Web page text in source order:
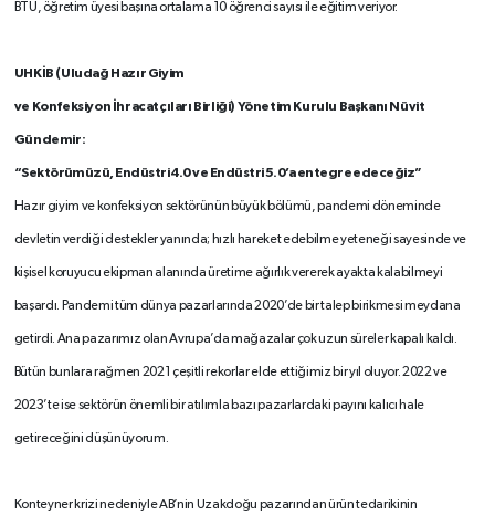
BTÜ, öğretim üyesi başına ortalama 10 öğrenci sayısı ile eğitim veriyor.
UHKİB (Uludağ Hazır Giyim
ve Konfeksiyon İhracatçıları Birliği) Yönetim Kurulu Başkanı Nüvit
Gündemir:
“Sektörümüzü, Endüstri 4.0 ve Endüstri 5.0’a entegre edeceğiz”
Hazır giyim ve konfeksiyon sektörünün büyük bölümü, pandemi döneminde
devletin verdiği destekler yanında; hızlı hareket edebilme yeteneği sayesinde ve
kişisel koruyucu ekipman alanında üretime ağırlık vererek ayakta kalabilmeyi
başardı. Pandemi tüm dünya pazarlarında 2020’de bir talep birikmesi meydana
getirdi. Ana pazarımız olan Avrupa’da mağazalar çok uzun süreler kapalı kaldı.
Bütün bunlara rağmen 2021 çeşitli rekorlar elde ettiğimiz bir yıl oluyor. 2022 ve
2023’te ise sektörün önemli bir atılımla bazı pazarlardaki payını kalıcı hale
getireceğini düşünüyorum.
Konteyner krizi nedeniyle AB’nin Uzakdoğu pazarından ürün tedarikinin